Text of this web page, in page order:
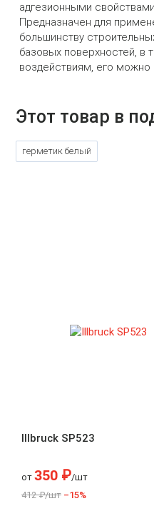
адгезионными
Предназначен для
большинству
базовых поверхностей, в
воздействиям, его
Этот товар в
герметик белый
Illbruck SP523
от 350 ₽/шт
412 ₽/шт –15%